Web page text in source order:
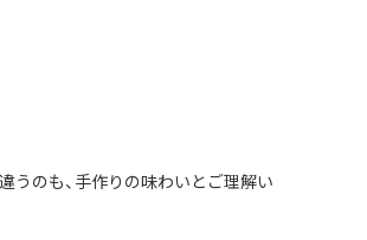
うのも、手作りの味わいとご理解い